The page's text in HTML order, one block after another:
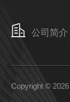
公司简介
Copyright ©